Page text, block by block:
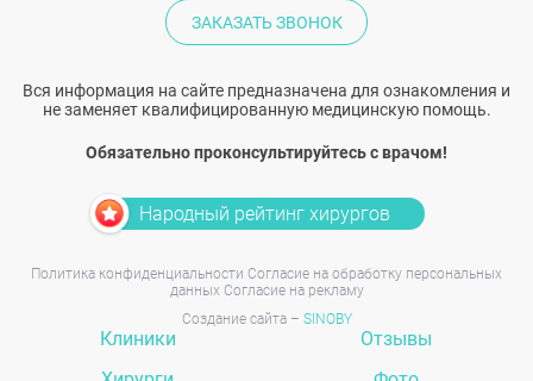
ЗАКАЗАТЬ ЗВОНОК
Вся информация на сайте предназначена для ознакомления и
не заменяет квалифицированную медицинскую помощь.
Обязательно проконсультируйтесь с врачом!
Народный рейтинг хирургов
Политика конфиденциальности Согласие на обработку персональных
данных Согласие на рекламу
Создание сайта – SINOBY
Клиники
Отзывы